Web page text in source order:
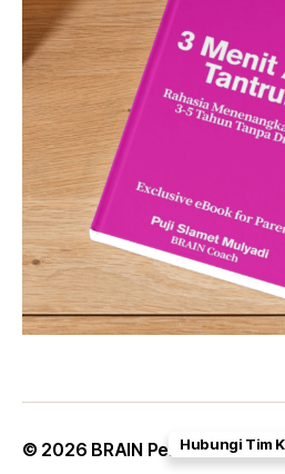
© 2026 BRAIN Personalities
Hubungi Tim